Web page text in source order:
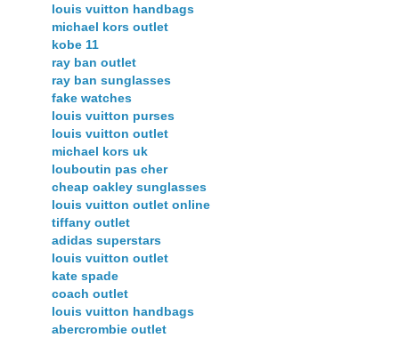
louis vuitton handbags
michael kors outlet
kobe 11
ray ban outlet
ray ban sunglasses
fake watches
louis vuitton purses
louis vuitton outlet
michael kors uk
louboutin pas cher
cheap oakley sunglasses
louis vuitton outlet online
tiffany outlet
adidas superstars
louis vuitton outlet
kate spade
coach outlet
louis vuitton handbags
abercrombie outlet